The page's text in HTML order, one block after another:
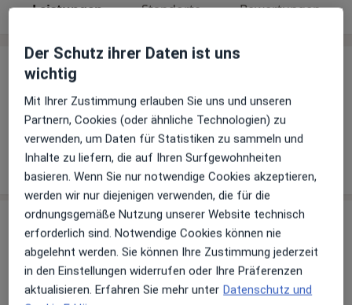
Leistungen Standorte Bewertungen
Leistungen
Keine Informationen über Leistungen und Kosten
Auf diesem Profil wurden noch keine Informationen
über Leistungen hinzugefügt.
Sind Sie Meike Köhler? Arzt-Info
Hinterlegen Sie kostenlos ein Portraitbild, Ihre
Der Schutz ihrer Daten ist uns
wichtig
Mit Ihrer Zustimmung erlauben Sie uns und unseren
Partnern, Cookies (oder ähnliche Technologien) zu
verwenden, um Daten für Statistiken zu sammeln und
Inhalte zu liefern, die auf Ihren Surfgewohnheiten
basieren. Wenn Sie nur notwendige Cookies akzeptieren,
werden wir nur diejenigen verwenden, die für die
ordnungsgemäße Nutzung unserer Website technisch
erforderlich sind. Notwendige Cookies können nie
abgelehnt werden. Sie können Ihre Zustimmung jederzeit
in den Einstellungen widerrufen oder Ihre Präferenzen
aktualisieren. Erfahren Sie mehr unter Datenschutz und